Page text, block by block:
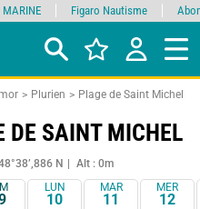
Plurien Plage de Saint Michel
DE SAINT MICHEL
N Alt : 0m
LUN
10
MAR
11
MER
12
MARINE Figaro Nautisme